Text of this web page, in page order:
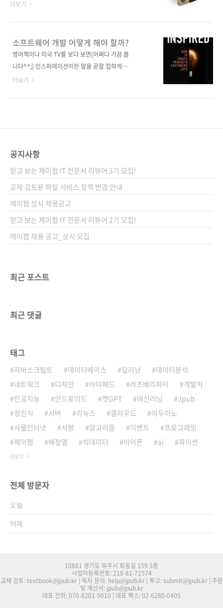
게 고객들이 쉽게 접근하도록 하는가에 대해 집
중했다. 유치한 신규 투자금으로 서버 시스템을
편해나기 시작했다. 남은 문제는 내부 서비스의
구조결함이었다. 겉은 그럴 듯 해도 서비스 내부
는 그러한 외형에 맞지 않았다. 내부 개발에 의한
서비스가 아닌 아웃소..
가?》이 책은 절판되었습니다. 그간 읽어주신 독
Create Products Customers Love(원서
ISBN 9780981690407) 저자명 마티 케이건
(Marty Cagan) 역자명 배장열 출판일 2012년
(152*215) 반양장(Soft Cover) 정 가 16,800
원 ISBN 978-89-94506-54-8 부가기호:
더보기
소프트웨어 개발 어떻게 해야 할까?
영어책이나 미국 TV를 보다 보면(어쩌다 가끔 봅
니다^^;) 인스퍼레이션이란 말을 곧잘 접하게 됩
니다. Inspiration 우리말로 옮기자면, 영감(靈
아이디어를 제공하게 하는 그 무엇 등등 대체로
등)을 얻을 때 인스퍼레이션이란 단어를 많이 사
용하는 것 같습니다. 이번에 펴내는 책의 제목이
바로 이 인스퍼레이션(inspiration)의 형용사인
인스파이어드(inspired)입니다. 이를 우리말로
달리 표현할 방법(아니 재주가..
더보기
공지사항
믿고 보는 제이펍 IT 전문서 리뷰어 3기 모집!
교재 검토용 파일 서비스 정책 변경 안내
제이펍 상시 채용공고
믿고 보는 제이펍 IT 전문서 리뷰어 2기 모집!
제이펍 채용 공고_상시 모집
최근 포스트
최근 댓글
태그
자바스크립트 데이터베이스 딥러닝
데이터분석
네트워크
디자인 아이패드 라즈베리파이
개발자
인공지능
안드로이드 챗GPT 머신러닝
Jpub
정인식
서버 리눅스 클라우드
아두이노
사물인터넷
서평 알고리즘 이벤트
프로그래밍
제이펍
배장열 빅데이터 아이폰 ai 파이썬
더보기
전체 방문자
오늘
어제
10881 경기도 파주시 회동길 159 3층
사업자등록번호: 218-81-72574
교재 검토: textbook@jpub.kr | 독자 문의: help@jpub.kr | 투고: submit@jpub.kr | 주문
및 계산서: jpub@jpub.kr
대표 전화: 070-8201-9010 | 대표 팩스: 02-6280-0405